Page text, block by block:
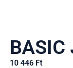
BASIC
10 446 Ft